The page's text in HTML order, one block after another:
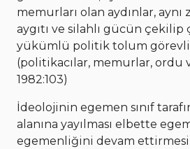
memurları olan aydınlar, aynı
aygıtı ve silahlı gücün çekilip
yükümlü politik tolum
(politikacılar, memurlar, ordu
1982:103)
İdeolojinin egemen sınıf
alanına yayılması elbette
egemenliğini devam ettirmesi